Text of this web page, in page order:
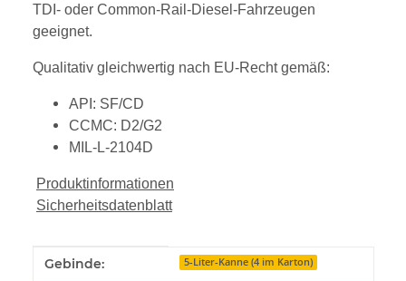
TDI- oder Common-Rail-Diesel-Fahrzeugen
geeignet.
Qualitativ gleichwertig nach EU-Recht gemäß:
API: SF/CD
CCMC: D2/G2
MIL-L-2104D
Produktinformationen
Sicherheitsdatenblatt
Produkteigenschaft
Wert
Gebinde: 5-Liter-Kanne (4 im Karton)